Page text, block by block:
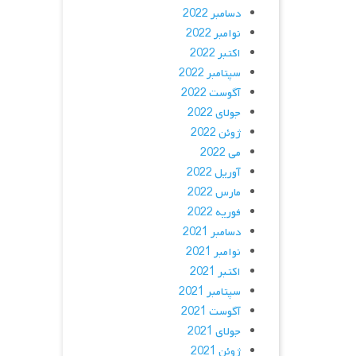
دسامبر 2022
نوامبر 2022
اکتبر 2022
سپتامبر 2022
آگوست 2022
جولای 2022
ژوئن 2022
می 2022
آوریل 2022
مارس 2022
فوریه 2022
دسامبر 2021
نوامبر 2021
اکتبر 2021
سپتامبر 2021
آگوست 2021
جولای 2021
ژوئن 2021